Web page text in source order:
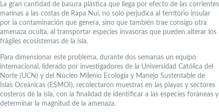
La gran cantidad de basura plástica que llega por efecto de las corrientes
marinas a las costas de Rapa Nui, no solo perjudica al territorio insular
por la contaminación que genera, sino que también trae consigo otra
amenaza oculta, al transportar especies invasoras que pueden alterar los
frágiles ecosistemas de la isla.
Para dimensionar este problema, durante dos semanas un equipo
internacional, liderado por investigadores de la Universidad Católica del
Norte (UCN) y del Núcleo Milenio Ecología y Manejo Sustentable de
Islas Oceánicas (ESMOI), recolectaron muestras en las playas y sectores
costeros de la isla, con la finalidad de identificar a las especies foráneas y
determinar la magnitud de la amenaza.